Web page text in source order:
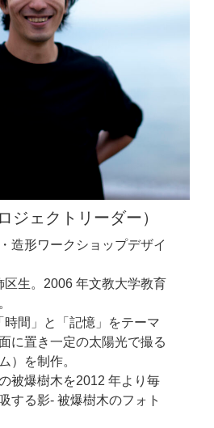
ジェクトリーダー）
造形ワークショップデザイ
区生。2006 年文教大学教育
時間」と「記憶」をテーマ
に置き一定の太陽光で撮る
）を制作。
被爆樹木を2012 年より毎
する影- 被爆樹木のフォト